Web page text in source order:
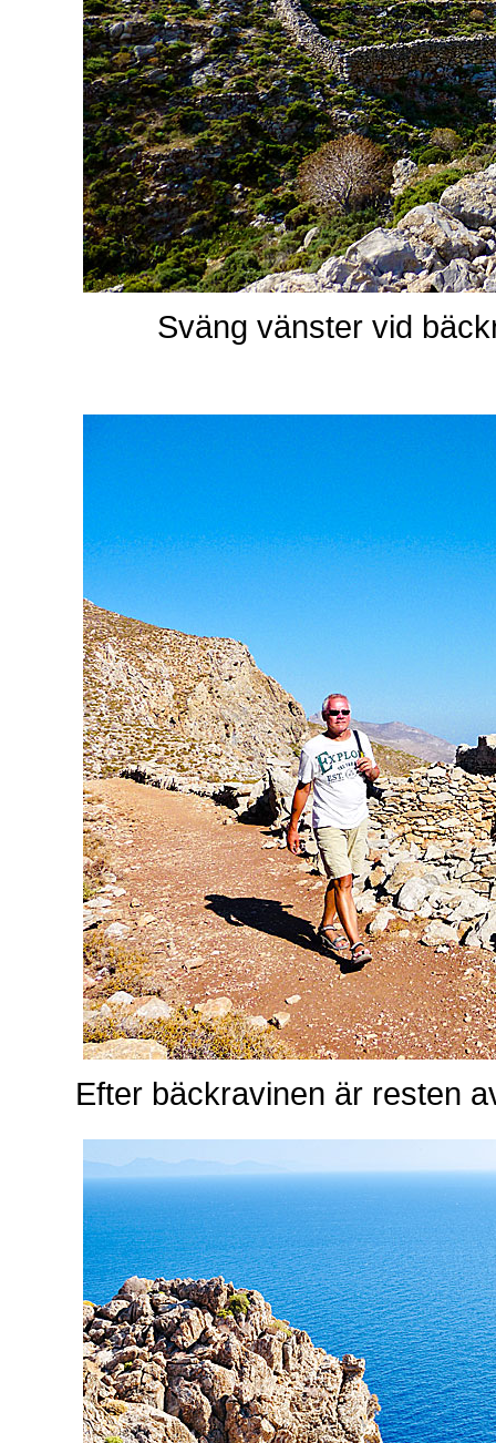
Sväng vänster vid
Efter bäckravinen är resten